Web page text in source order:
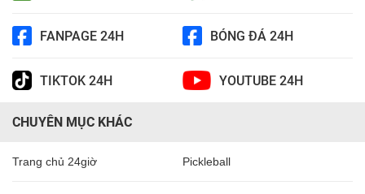
FANPAGE 24H BÓNG ĐÁ 24H
TIKTOK 24H YOUTUBE 24H
CHUYÊN MỤC KHÁC
Trang chủ 24giờ Pickleball